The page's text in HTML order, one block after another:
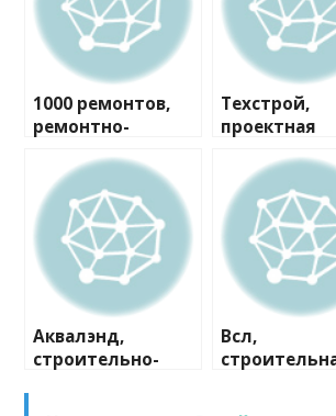
1000 ремонтов,
ремонтно-
компания
Техстрой,
проектная
Аквалэнд,
строительно-
Всл,